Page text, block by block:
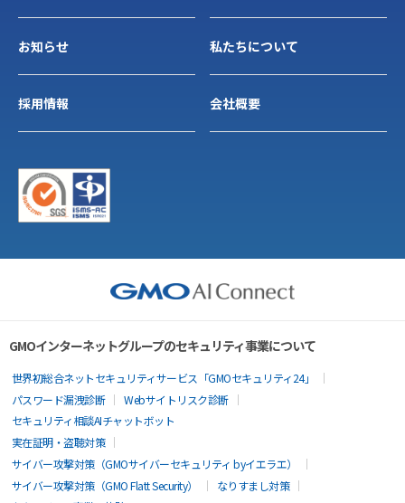
お知らせ 私たちについて
採用情報 会社概要
GMOインターネットグループのセキュリティ事業について
世界初総合ネットセキュリティサービス「GMOセキュリティ24」
パスワード漏洩診断
Webサイトリスク診断
セキュリティ相談AIチャットボット
実在証明・盗聴対策
サイバー攻撃対策（GMOサイバーセキュリティ byイエラエ）
サイバー攻撃対策（GMO Flatt Security）
なりすまし対策